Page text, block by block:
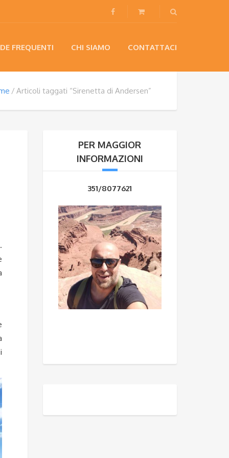
FREQUENTI CHI SIAMO CONTATTACI
Articoli taggati “Sirenetta di Andersen”
PER MAGGIOR
INFORMAZIONI
351/8077621